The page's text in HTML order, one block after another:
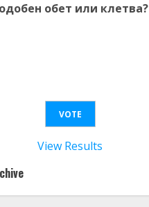
обет или клетва?
View Results